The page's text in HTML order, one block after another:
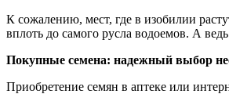
К сожалению, мест, где в изобилии
вплоть до самого русла водоемов. А
Покупные семена: надежный выбор
Приобретение семян в аптеке или